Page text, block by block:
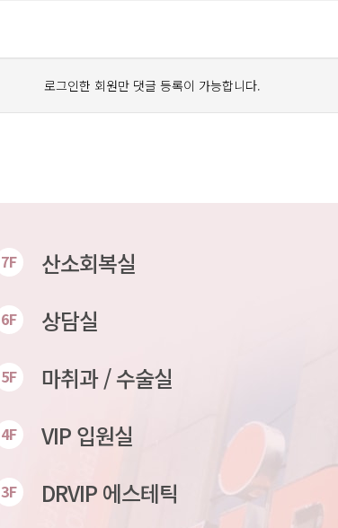
로그인한 회원만 댓글 등록이 가능합니다.
7F 산소회복실
6F 상담실
5F 마취과 / 수술실
4F VIP 입원실
3F DRVIP 에스테틱